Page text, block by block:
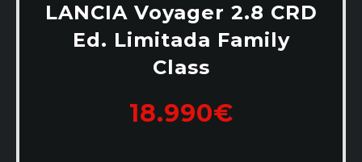
LANCIA Voyager 2.8 CRD
Ed. Limitada Family
Class
18.990€